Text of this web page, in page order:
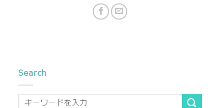
Search